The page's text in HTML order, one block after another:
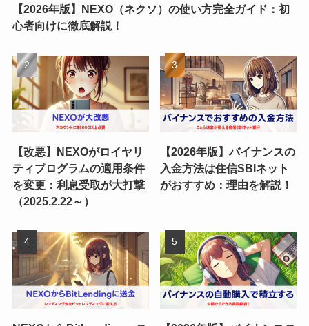
【2026年版】NEXO（ネクソ）の使い方完全ガイド：初
心者向けに徹底解説！
【改悪】NEXOがロイヤリ
ティプログラムの適用条件
を変更：利息受取が大打撃
（2025.2.22～）
【2026年版】バイナンスの
入金方法は住信SBIネット
がおすすめ：理由を解説！